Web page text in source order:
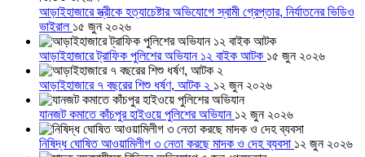
আড়াইহাজারে স্ত্রীকে হত্যাচেষ্টার অভিযোগে স্বামী গ্রেপ্তার, নির্যাতনের ভিডিও
ভাইরাল ১৫ জুন ২০২৬
আড়াইহাজারে ট্রাফিক পুলিশের অভিযান ১২ বাইক আটক ১৫ জুন ২০২৬
আড়াইহাজারে ৭ বছরের শিশু ধর্ষণ, আটক ২ ১২ জুন ২০২৬
যানজট কমাতে কাঁচপুর হাইওয়ে পুলিশের অভিযান ১২ জুন ২০২৬
নিষিদ্ধ ঘোষিত আওয়ামিলীগ ৩ নেতা করছে মাদক ও দেহ ব্যবসা ১২ জুন ২০২৬